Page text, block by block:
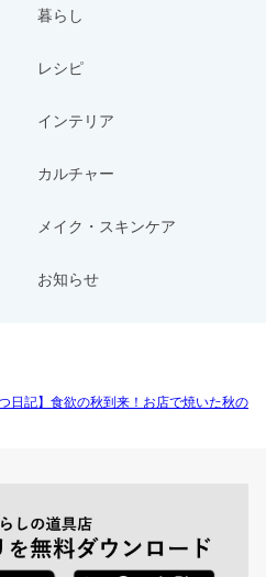
暮らし
レシピ
インテリア
カルチャー
メイク・スキンケア
お知らせ
つ日記】食欲の秋到来！お店で焼いた秋の